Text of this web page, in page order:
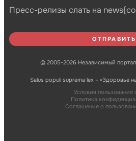
Пресс-релизы слать на
© 2005-2026 Независимый
Salus populi suprema lex – «Здоровье
Условия пользования
Политика
Соглашение о